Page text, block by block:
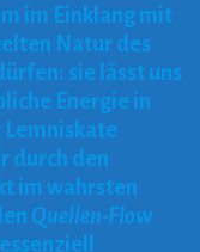
im Einklang mit
Natur des
sie lässt uns
Energie in
Lemniskate
durch den
im wahrsten
Quellen-Flow